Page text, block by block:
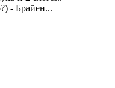
- Брайен...